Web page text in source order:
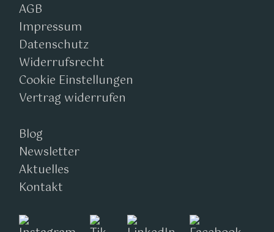
AGB
Impressum
Datenschutz
Widerrufsrecht
Cookie Einstellungen
Vertrag widerrufen
Blog
Newsletter
Aktuelles
Kontakt